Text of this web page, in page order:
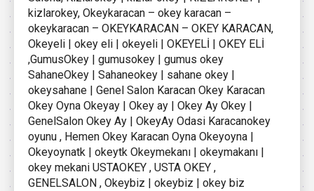
kizlarokey, Okeykaracan – okey karacan –
okeykaracan – OKEYKARACAN – OKEY KARACAN,
Okeyeli | okey eli | okeyeli | OKEYELİ | OKEY ELİ
,GumusOkey | gumusokey | gumus okey
SahaneOkey | Sahaneokey | sahane okey |
okeysahane | Genel Salon Karacan Okey Karacan
Okey Oyna Okeyay | Okey ay | Okey Ay Okey |
GenelSalon Okey Ay | OkeyAy Odasi Karacanokey
oyunu , Hemen Okey Karacan Oyna Okeyoyna |
Okeyoynatk | okeytk Okeymekanı | okeymakanı |
okey mekani USTAOKEY , USTA OKEY ,
GENELSALON , Okeybiz | okeybiz | okey biz